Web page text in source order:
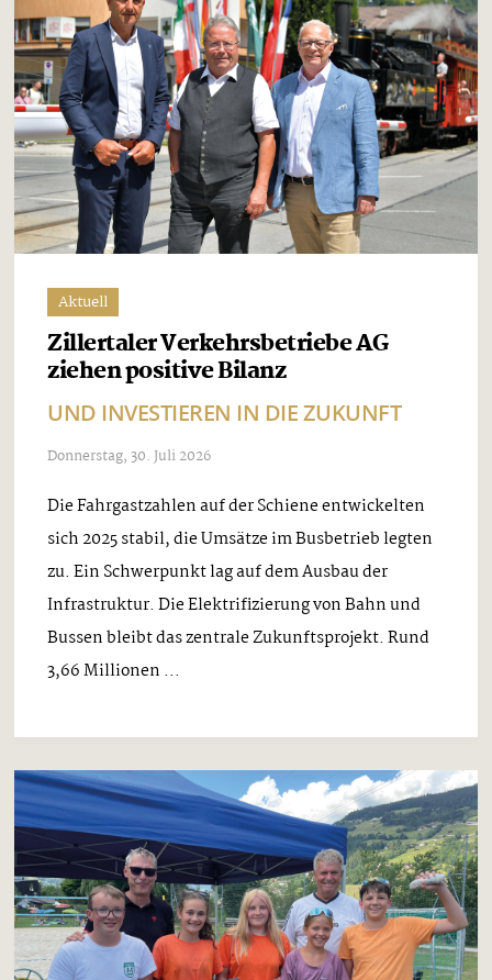
Aktuell
Zillertaler Verkehrsbetriebe AG
ziehen positive Bilanz
UND INVESTIEREN IN DIE ZUKUNFT
Donnerstag, 30. Juli 2026
Die Fahrgastzahlen auf der Schiene entwickelten
sich 2025 stabil, die Umsätze im Busbetrieb legten
zu. Ein Schwerpunkt lag auf dem Ausbau der
Infrastruktur. Die Elektrifizierung von Bahn und
Bussen bleibt das zentrale Zukunftsprojekt. Rund
3,66 Millionen ...